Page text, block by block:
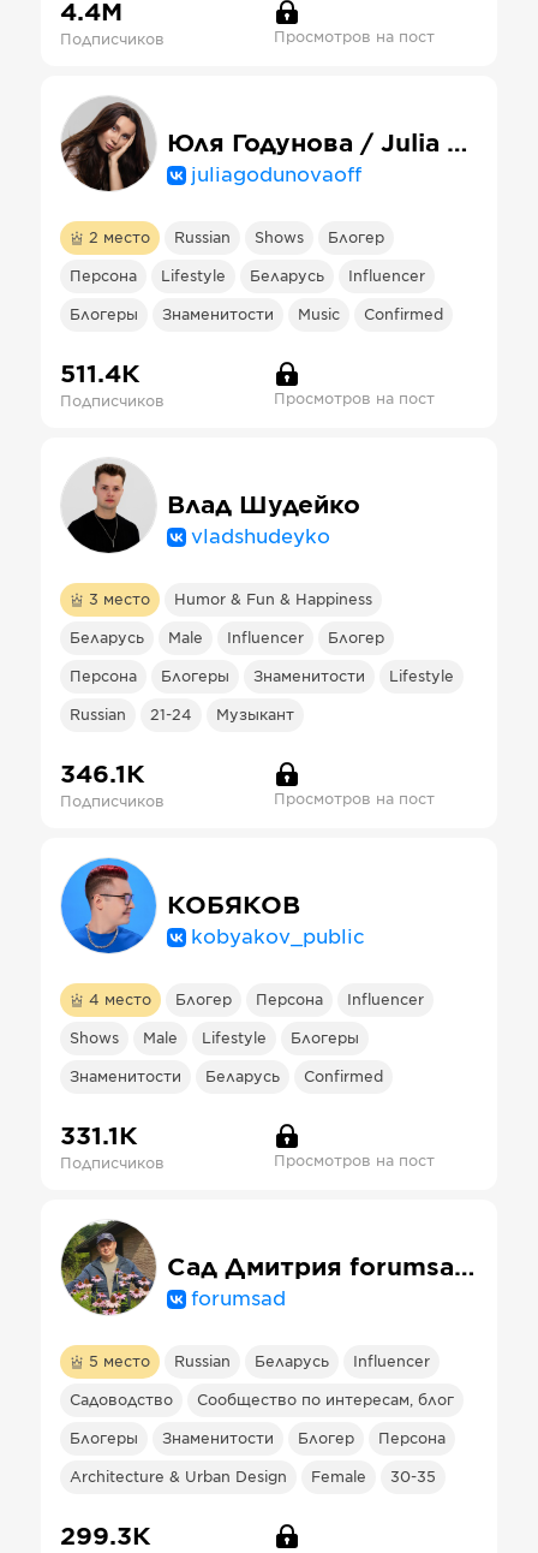
4.4М
Подписчиков Просмотров на пост
Юля Годунова / Julia Godunova
juliagodunovaoff
2 место Russian Shows Блогер
Персона Lifestyle Беларусь Influencer
Блогеры Знаменитости Music Confirmed
511.4К
Подписчиков Просмотров на пост
Влад Шудейко
vladshudeyko
3 место Humor & Fun & Happiness
Беларусь Male Influencer Блогер
Персона Блогеры Знаменитости Lifestyle
Russian 21-24 Музыкант
346.1К
Подписчиков Просмотров на пост
КОБЯКОВ
kobyakov_public
4 место Блогер Персона Influencer
Shows Male Lifestyle Блогеры
Знаменитости Беларусь Confirmed
331.1К
Подписчиков Просмотров на пост
Сад Дмитрия forumsad Плодовые и декоративные РБ
forumsad
5 место Russian Беларусь Influencer
Садоводство Сообщество по интересам, блог
Блогеры Знаменитости Блогер Персона
Architecture & Urban Design Female 30-35
299.3К